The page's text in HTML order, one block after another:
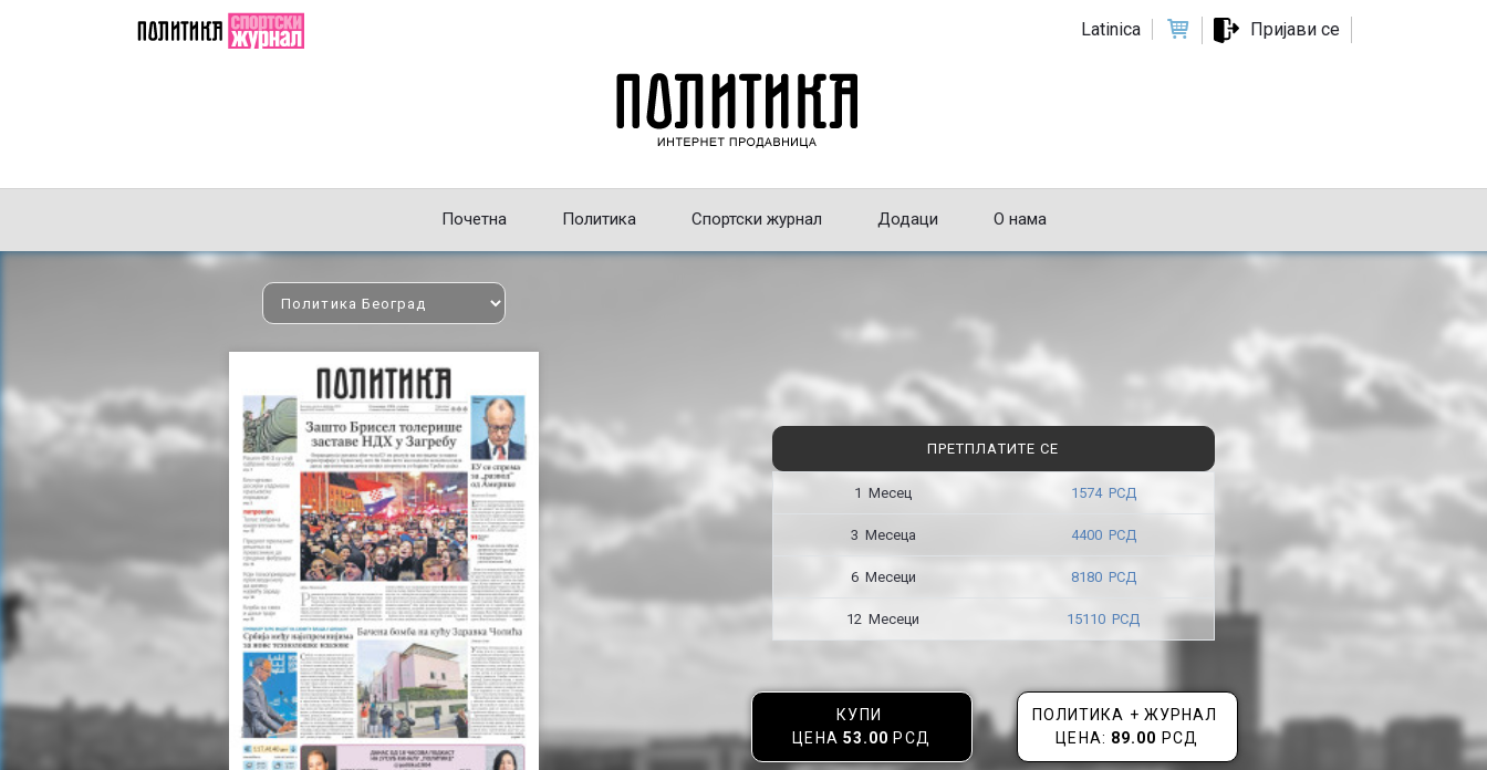
Latinica Пријави се
Почетна Политика Спортски журнал Додаци О нама
ПРЕТПЛАТИТЕ СЕ
1 Месец 1574 РСД
3 Месецa 4400 РСД
6 Месеци 8180 РСД
12 Месеци 15110 РСД
КУПИ
ЦЕНА 53.00 РСД
ПОЛИТИКА + ЖУРНАЛ
ЦЕНА: 89.00 РСД